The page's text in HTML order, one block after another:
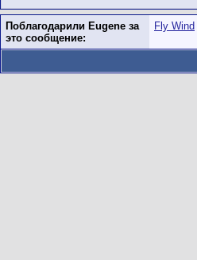
Поблагодарили Eugene за
это сообщение:
Fly Wind